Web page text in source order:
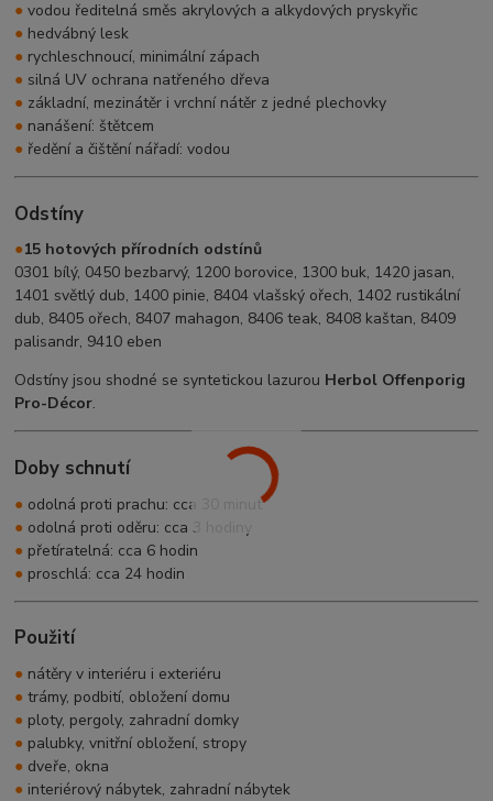
● vodou ředitelná směs akrylových a alkydových pryskyřic
● hedvábný lesk
● rychleschnoucí, minimální zápach
● silná UV ochrana natřeného dřeva
● základní, mezinátěr i vrchní nátěr z jedné plechovky
● nanášení: štětcem
● ředění a čištění nářadí: vodou
Odstíny
●15 hotových přírodních odstínů
0301 bílý, 0450 bezbarvý, 1200 borovice, 1300 buk, 1420 jasan,
1401 světlý dub, 1400 pinie, 8404 vlašský ořech, 1402 rustikální
dub, 8405 ořech, 8407 mahagon, 8406 teak, 8408 kaštan, 8409
palisandr, 9410 eben
Odstíny jsou shodné se syntetickou lazurou Herbol Offenporig
Pro-Décor.
Doby schnutí
● odolná proti prachu: cca 30 minut
● odolná proti oděru: cca 3 hodiny
● přetíratelná: cca 6 hodin
● proschlá: cca 24 hodin
Použití
● nátěry v interiéru i exteriéru
● trámy, podbití, obložení domu
● ploty, pergoly, zahradní domky
● palubky, vnitřní obložení, stropy
● dveře, okna
● interiérový nábytek, zahradní nábytek